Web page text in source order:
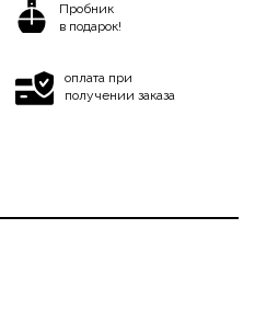
Пробник
в подарок!
оплата при
получении заказа